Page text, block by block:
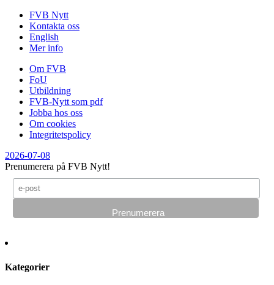
FVB Nytt
Kontakta oss
English
Mer info
Om FVB
FoU
Utbildning
FVB-Nytt som pdf
Jobba hos oss
Om cookies
Integritetspolicy
2026-07-08
Prenumerera på FVB Nytt!
Kategorier